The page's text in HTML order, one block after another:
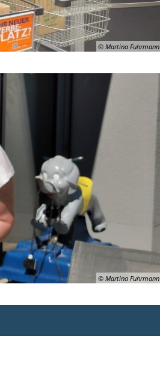
© Martina Fuhrmann
© Martina Fuhrmann